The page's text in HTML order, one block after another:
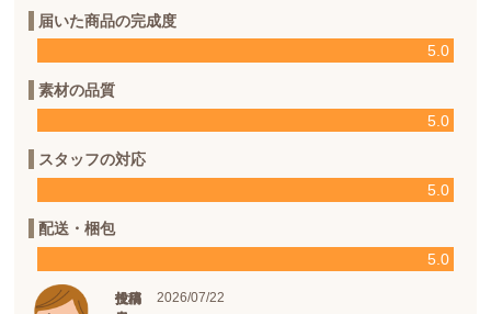
届いた商品の完成度
5.0
素材の品質
5.0
スタッフの対応
5.0
配送・梱包
5.0
投稿
2026/07/22
投稿
使用